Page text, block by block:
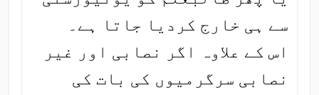
سے ہی خارج کردیا جاتا ہے۔
اس کے علاوہ اگر نصابی اور غیر
نصابی سرگرمیوں کی بات کی